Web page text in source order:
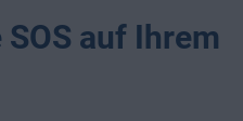
auf Ihrem